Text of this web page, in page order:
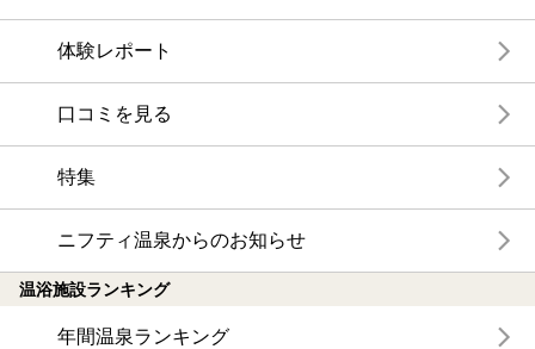
体験レポート
口コミを見る
特集
ニフティ温泉からのお知らせ
温浴施設ランキング
年間温泉ランキング